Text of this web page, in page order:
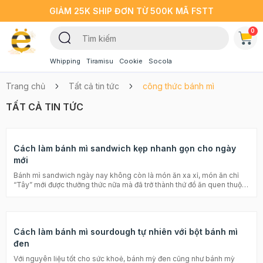
GIẢM 25K SHIP ĐƠN TỪ 500K MÃ FSTT
Whipping Tiramisu Cookie Socola
0
Trang chủ Tất cả tin tức công thức bánh mì
TẤT CẢ TIN TỨC
Cách làm bánh mì sandwich kẹp nhanh gọn cho ngày
mới
Bánh mì sandwich ngày nay không còn là món ăn xa xỉ, món ăn chỉ
“Tây” mới được thưởng thức nữa mà đã trở thành thứ đồ ăn quen thuộc
dành cho bé mùa tựu trường năm nay Dùng ngũ cốc ăn sáng cho
người lớn sao cho đúng Vài nét về bánh mì sandwich kẹp Có thể bạn
sau lần nạp năng lượng cuối cùng trong bữa tối của ngày hôm trước
Cách làm bánh mì sourdough tự nhiên với bột bánh mì
đen
Với nguyên liệu tốt cho sức khoẻ, bánh mỳ đen cũng như bánh mỳ